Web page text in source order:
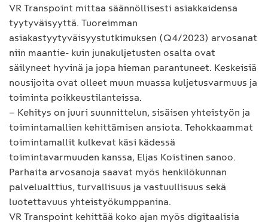
VR Transpoint mittaa säännöllisesti asiakkaidensa
tyytyväisyyttä. Tuoreimman
asiakastyytyväisyystutkimuksen (Q4/2023) arvosanat
niin maantie- kuin junakuljetusten osalta ovat
säilyneet hyvinä ja jopa hieman parantuneet. Keskeisiä
nousijoita ovat olleet muun muassa kuljetusvarmuus ja
toiminta poikkeustilanteissa.
– Kehitys on juuri suunnittelun, sisäisen yhteistyön ja
toimintamallien kehittämisen ansiota. Tehokkaammat
toimintamallit kulkevat käsi kädessä
toimintavarmuuden kanssa, Eljas Koistinen sanoo.
Parhaita arvosanoja saavat myös henkilökunnan
palvelualttius, turvallisuus ja vastuullisuus sekä
luotettavuus yhteistyökumppanina.
VR Transpoint kehittää koko ajan myös digitaalisia